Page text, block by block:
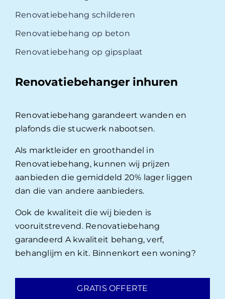
Renovatiebehang schilderen
Renovatiebehang op beton
Renovatiebehang op gipsplaat
Renovatiebehanger inhuren
Renovatiebehang garandeert wanden en
plafonds die stucwerk nabootsen.
Als marktleider en groothandel in
Renovatiebehang, kunnen wij prijzen
aanbieden die gemiddeld 20% lager liggen
dan die van andere aanbieders.
Ook de kwaliteit die wij bieden is
vooruitstrevend. Renovatiebehang
garandeerd A kwaliteit behang, verf,
behanglijm en kit. Binnenkort een woning?
GRATIS OFFERTE